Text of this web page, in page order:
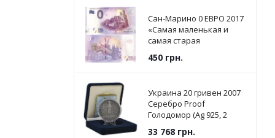
Сан-Марино 0 ЕВРО 2017
«Самая маленькая и
самая старая
450грн.
Украина 20 гривен 2007
Серебро Proof
Голодомор (Ag 925, 2
33 768грн.